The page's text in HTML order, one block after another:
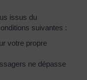
issus du
suivantes :
votre propre
ne dépasse